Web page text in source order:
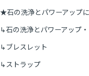
★石の洗浄とパワーアップ
↳石の洗浄とパワーアップ・お客
↳ブレスレット
↳ストラップ